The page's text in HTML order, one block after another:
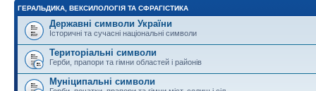
ГЕРАЛЬДИКА, ВЕКСИЛОЛОГІЯ ТА СФРАГІСТИКА
Державні символи України
Історичні та сучасні національні символи
Територіальні символи
Герби, прапори та гімни областей і районів
Муніципальні символи